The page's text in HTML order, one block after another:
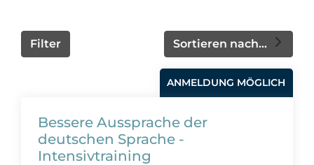
Sortieren nach...
Filter
ANMELDUNG MÖGLICH
Bessere Aussprache der
deutschen Sprache -
Intensivtraining